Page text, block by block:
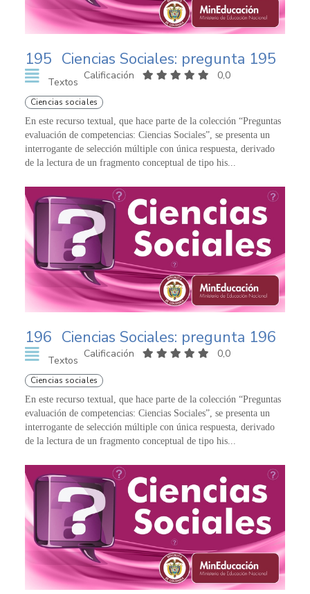
195 Ciencias Sociales: pregunta 195
Textos
Calificación 0,0
Ciencias sociales
En este recurso textual, que hace parte de la colección “Preguntas
evaluación de competencias: Ciencias Sociales”, se presenta un
interrogante de selección múltiple con única respuesta, derivado
de la lectura de un fragmento conceptual de tipo his...
196 Ciencias Sociales: pregunta 196
Textos
Calificación 0,0
Ciencias sociales
En este recurso textual, que hace parte de la colección “Preguntas
evaluación de competencias: Ciencias Sociales”, se presenta un
interrogante de selección múltiple con única respuesta, derivado
de la lectura de un fragmento conceptual de tipo his...